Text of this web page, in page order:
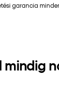
garancia
mindig